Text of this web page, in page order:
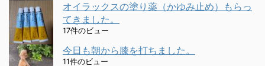
オイラックスの塗り薬（かゆみ止め）もらっ
てきました。
17件のビュー
今日も朝から膝を打ちました。
11件のビュー